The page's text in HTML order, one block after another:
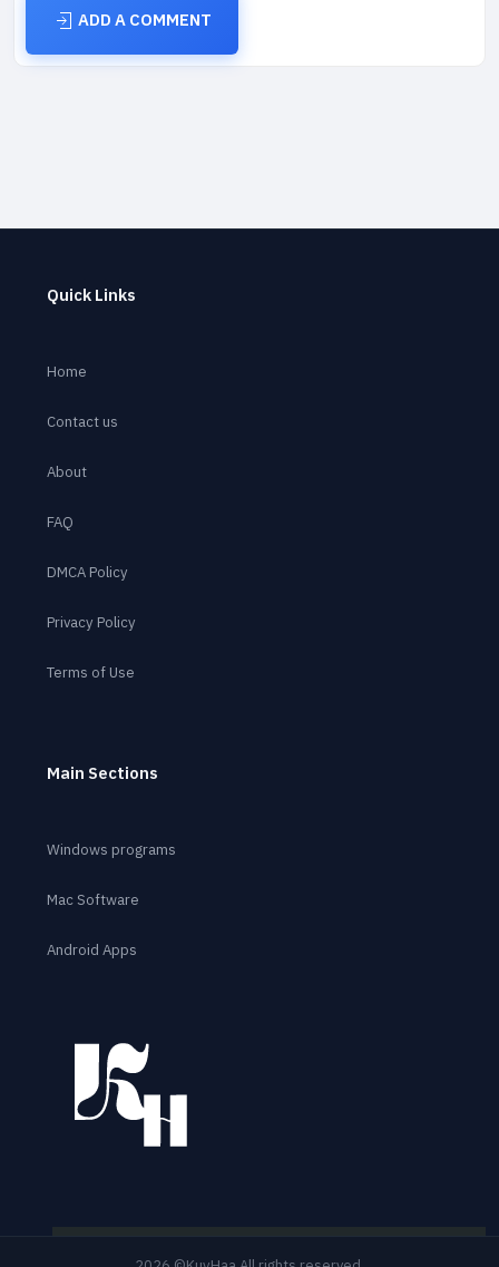
ADD A COMMENT
Quick Links
Home
Contact us
About
FAQ
DMCA Policy
Privacy Policy
Terms of Use
Main Sections
Windows programs
Mac Software
Android Apps